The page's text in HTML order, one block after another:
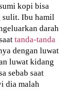
kopi bisa
sulit. Ibu hamil
darah
tanda-tanda
dengan luwat
luwat kidang
sebab saat
dia malah